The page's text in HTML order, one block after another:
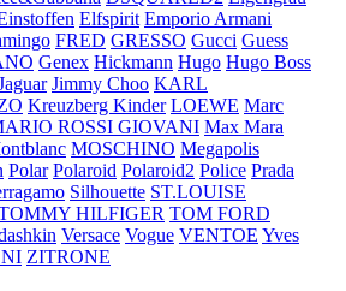
Elfspirit Emporio Armani
FRED GRESSO Gucci Guess
Genex Hickmann Hugo Hugo Boss
Jimmy Choo KARL
Kreuzberg Kinder LOEWE Marc
ROSSI GIOVANI Max Mara
MOSCHINO Megapolis
Polar Polaroid Polaroid2 Police Prada
Silhouette ST.LOUISE
HILFIGER TOM FORD
Versace Vogue VENTOE Yves
ZITRONE